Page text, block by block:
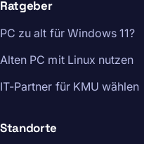
Ratgeber
PC zu alt für Windows 11?
Alten PC mit Linux nutzen
IT-Partner für KMU wählen
Standorte